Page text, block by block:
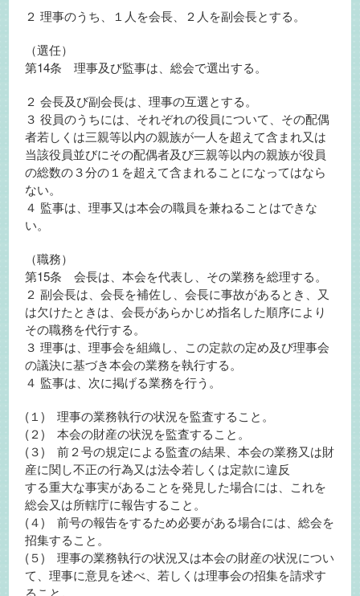
２ 理事のうち、１人を会長、２人を副会長とする。
（選任）
第14条 理事及び監事は、総会で選出する。
２ 会長及び副会長は、理事の互選とする。
３ 役員のうちには、それぞれの役員について、その配偶
者若しくは三親等以内の親族が一人を超えて含まれ又は
当該役員並びにその配偶者及び三親等以内の親族が役員
の総数の３分の１を超えて含まれることになってはなら
ない。
４ 監事は、理事又は本会の職員を兼ねることはできな
い。
（職務）
第15条 会長は、本会を代表し、その業務を総理する。
２ 副会長は、会長を補佐し、会長に事故があるとき、又
は欠けたときは、会長があらかじめ指名した順序により
その職務を代行する。
３ 理事は、理事会を組織し、この定款の定め及び理事会
の議決に基づき本会の業務を執行する。
４ 監事は、次に掲げる業務を行う。
(１) 理事の業務執行の状況を監査すること。
(２) 本会の財産の状況を監査すること。
(３) 前２号の規定による監査の結果、本会の業務又は財
産に関し不正の行為又は法令若しくは定款に違反
する重大な事実があることを発見した場合には、これを
総会又は所轄庁に報告すること。
(４) 前号の報告をするため必要がある場合には、総会を
招集すること。
(５) 理事の業務執行の状況又は本会の財産の状況につい
て、理事に意見を述べ、若しくは理事会の招集を請求す
ること。